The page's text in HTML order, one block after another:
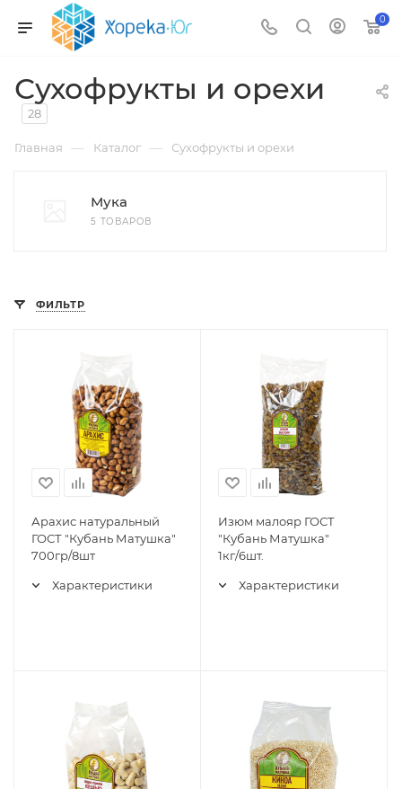
0
Сухофрукты и орехи
28
Главная — Каталог — Сухофрукты и орехи
Мука
5 ТОВАРОВ
ФИЛЬТР
Арахис натуральный
ГОСТ "Кубань Матушка"
700гр/8шт
Характеристики
Изюм малояр ГОСТ
"Кубань Матушка"
1кг/6шт.
Характеристики